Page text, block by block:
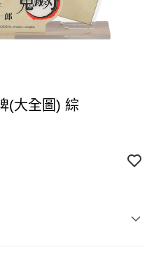
力立牌(大全圖) 綜